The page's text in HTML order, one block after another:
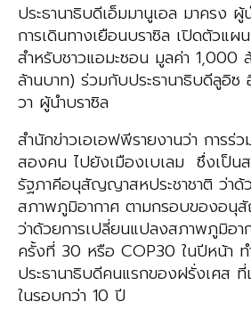
ประธานาธิบดีเอ็มมานูเอล มาครง ผู้
การเดินทางเยือนบราซิล เปิดตัวแผ
สำหรับชาวแอมะซอน มูลค่า 1,000
ล้านบาท) ร่วมกับประธานาธิบดีลูอิซ
วา ผู้นำบราซิล
สำนักข่าวเอเอฟพีรายงานว่า การร่
สองคน ไปยังเมืองเบเลม ซึ่งเป็น
รัฐภาคีอนุสัญญาสหประชาชาติ ว่าด้
สภาพภูมิอากาศ ตามกรอบของอนุ
ว่าด้วยการเปลี่ยนแปลงสภาพภูมิอา
ครั้งที่ 30 หรือ COP30 ในปีหน้า ท
ประธานาธิบดีคนแรกของฝรั่งเศส ที่
ในรอบกว่า 10 ปี